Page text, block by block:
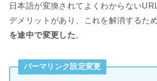
日本語が変換されてよくわからない
デメリットがあり、これを解消するた
を途中で変更した。
パーマリンク設定変更